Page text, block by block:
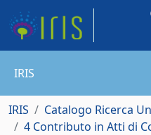
IRIS
IRIS
Catalogo Ricerca
4 Contributo in Atti di